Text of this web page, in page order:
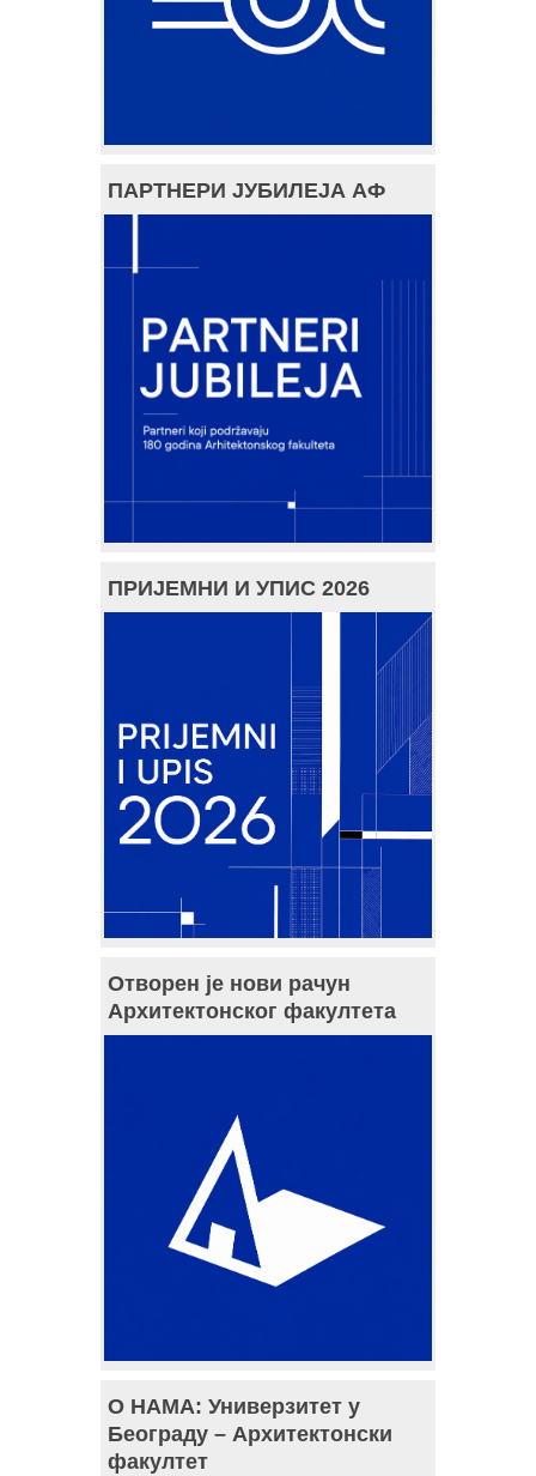
ПАРТНЕРИ ЈУБИЛЕЈА АФ
ПРИЈЕМНИ И УПИС 2026
Отворен је нови рачун
Архитектонског факултета
О НАМА: Универзитет у
Београду – Архитектонски
факултет